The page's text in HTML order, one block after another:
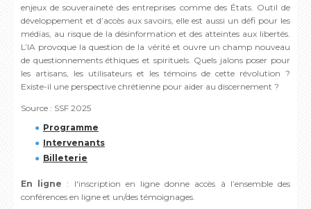
enjeux de souveraineté des entreprises comme des États. Outil de
développement et d’accès aux savoirs, elle est aussi un défi pour les
médias, au risque de la désinformation et des atteintes aux libertés.
L’IA provoque la question de la vérité et ouvre un champ nouveau
de questionnements éthiques et spirituels. Quels jalons poser pour
les artisans, les utilisateurs et les témoins de cette révolution ?
Existe-il une perspective chrétienne pour aider au discernement ?
Source : SSF 2025
Programme
Intervenants
Billeterie
En ligne : l'inscription en ligne donne accès à l’ensemble des
conférences en ligne et un/des témoignages.